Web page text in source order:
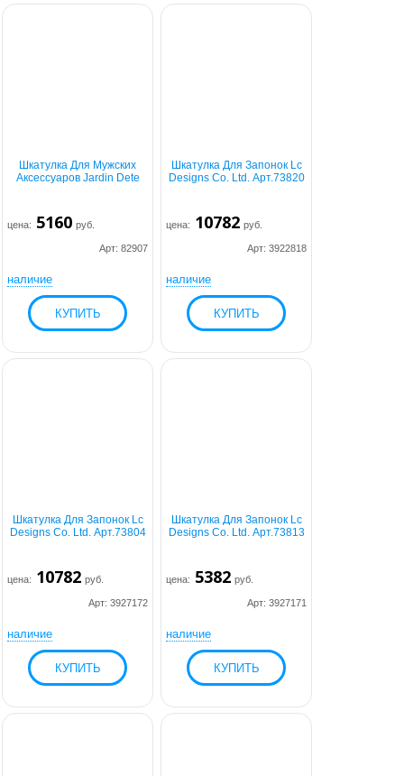
Шкатулка Для Мужских
Аксессуаров Jardin Dete
цена: 5160 руб.
Арт: 82907
наличие
Шкатулка Для Запонок Lc
Designs Co. Ltd. Арт.73820
цена: 10782 руб.
Арт: 3922818
наличие
Шкатулка Для Запонок Lc
Designs Co. Ltd. Арт.73804
цена: 10782 руб.
Арт: 3927172
наличие
Шкатулка Для Запонок Lc
Designs Co. Ltd. Арт.73813
цена: 5382 руб.
Арт: 3927171
наличие